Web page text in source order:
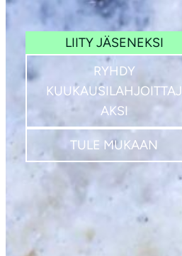
LIITY JÄSENEKSI
RYHDY
KUUKAUSILAHJOITTAJ
AKSI
TULE MUKAAN